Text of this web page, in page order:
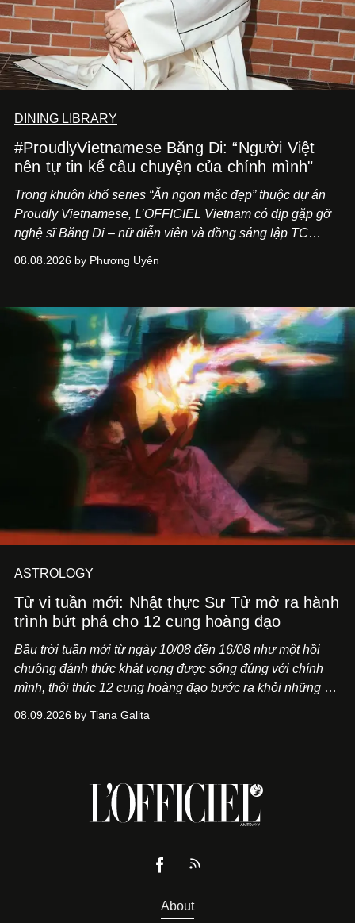
DINING LIBRARY
#ProudlyVietnamese Băng Di: “Người Việt
nên tự tin kể câu chuyện của chính mình"
Trong khuôn khổ series “Ăn ngon mặc đẹp” thuộc dự án
Proudly Vietnamese, L’OFFICIEL Vietnam có dịp gặp gỡ
nghệ sĩ Băng Di – nữ diễn viên và đồng sáng lập TC
Kitchen Bar và SALEM tại TP.HCM.
08.08.2026 by Phương Uyên
ASTROLOGY
Tử vi tuần mới: Nhật thực Sư Tử mở ra hành
trình bứt phá cho 12 cung hoàng đạo
Bầu trời tuần mới từ ngày 10/08 đến 16/08 như một hồi
chuông đánh thức khát vọng được sống đúng với chính
mình, thôi thúc 12 cung hoàng đạo bước ra khỏi những vỏ
08.09.2026 by Tiana Galita
About